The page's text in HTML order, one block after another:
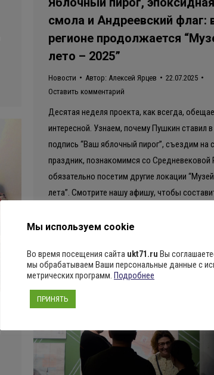
смола и Андреевский флаг:
регионе продолжается
лето – 2025”
Новости Автор: Алексей Ярцев
22.07.2025
Оставить комментарий
Десятая неделя проекта, как всегда,
интересной. Узнаем, почему Пушкин ставил
подпись “Ваш яблочный пирог”, съездим на
праздник, познакомимся со Средневековой
обязательно посетим другие локации
лета”. Смотрите нашу афишу, чтобы
Мы используем cookie
Во время посещения сайта ukt71.ru Вы
мы обрабатываем Ваши персональные данные с
метрических программ. Подробнее
ПРИНЯТЬ